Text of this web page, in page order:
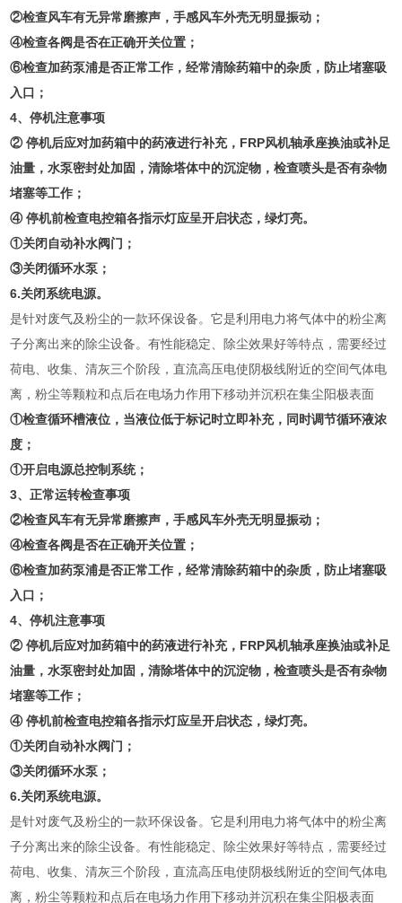
②检查风车有无异常磨擦声，手感风车外壳无明显振动；
④检查各阀是否在正确开关位置；
⑥检查加药泵浦是否正常工作，经常清除药箱中的杂质，防止堵塞吸
入口；
4、停机注意事项
② 停机后应对加药箱中的药液进行补充，FRP风机轴承座换油或补足
油量，水泵密封处加固，清除塔体中的沉淀物，检查喷头是否有杂物
堵塞等工作；
④ 停机前检查电控箱各指示灯应呈开启状态，绿灯亮。
①关闭自动补水阀门；
③关闭循环水泵；
6.关闭系统电源。
是针对废气及粉尘的一款环保设备。它是利用电力将气体中的粉尘离
子分离出来的除尘设备。有性能稳定、除尘效果好等特点，需要经过
荷电、收集、清灰三个阶段，直流高压电使阴极线附近的空间气体电
离，粉尘等颗粒和点后在电场力作用下移动并沉积在集尘阳极表面
①检查循环槽液位，当液位低于标记时立即补充，同时调节循环液浓
度；
①开启电源总控制系统；
3、正常运转检查事项
②检查风车有无异常磨擦声，手感风车外壳无明显振动；
④检查各阀是否在正确开关位置；
⑥检查加药泵浦是否正常工作，经常清除药箱中的杂质，防止堵塞吸
入口；
4、停机注意事项
② 停机后应对加药箱中的药液进行补充，FRP风机轴承座换油或补足
油量，水泵密封处加固，清除塔体中的沉淀物，检查喷头是否有杂物
堵塞等工作；
④ 停机前检查电控箱各指示灯应呈开启状态，绿灯亮。
①关闭自动补水阀门；
③关闭循环水泵；
6.关闭系统电源。
是针对废气及粉尘的一款环保设备。它是利用电力将气体中的粉尘离
子分离出来的除尘设备。有性能稳定、除尘效果好等特点，需要经过
荷电、收集、清灰三个阶段，直流高压电使阴极线附近的空间气体电
离，粉尘等颗粒和点后在电场力作用下移动并沉积在集尘阳极表面